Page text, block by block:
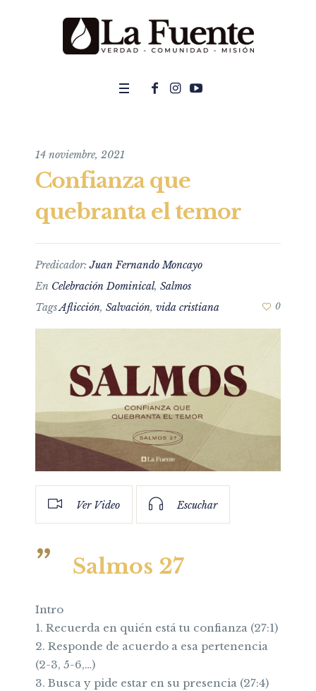
14 noviembre, 2021
Confianza que
quebranta el temor
Predicador:Juan Fernando Moncayo
En Celebración Dominical, Salmos
TagsAflicción, Salvación, vida cristiana 0
Ver Video Escuchar
Salmos 27
Intro
1. Recuerda en quién está tu confianza (27:1)
2. Responde de acuerdo a esa pertenencia
(2-3, 5-6,…)
3. Busca y pide estar en su presencia (27:4)